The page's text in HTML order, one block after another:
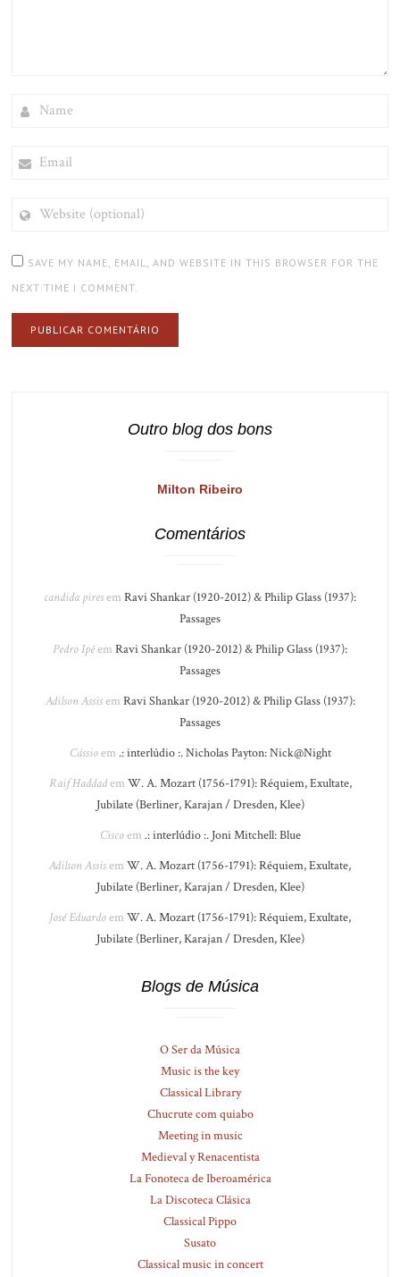
(OPTIONAL)
SAVE MY NAME, EMAIL, AND WEBSITE IN THIS BROWSER FOR THE
NEXT TIME I COMMENT.
Outro blog dos bons
Milton Ribeiro
Comentários
candida piresem Ravi Shankar (1920-2012) & Philip Glass (1937):
Passages
Pedro Ipêem Ravi Shankar (1920-2012) & Philip Glass (1937):
Passages
Adilson Assisem Ravi Shankar (1920-2012) & Philip Glass (1937):
Passages
Cássioem .: interlúdio :. Nicholas Payton: Nick@Night
Raif Haddadem W. A. Mozart (1756-1791): Réquiem, Exultate,
Jubilate (Berliner, Karajan / Dresden, Klee)
Ciscoem .: interlúdio :. Joni Mitchell: Blue
Adilson Assisem W. A. Mozart (1756-1791): Réquiem, Exultate,
Jubilate (Berliner, Karajan / Dresden, Klee)
José Eduardoem W. A. Mozart (1756-1791): Réquiem, Exultate,
Jubilate (Berliner, Karajan / Dresden, Klee)
Blogs de Música
O Ser da Música
Music is the key
Classical Library
Chucrute com quiabo
Meeting in music
Medieval y Renacentista
La Fonoteca de Iberoamérica
La Discoteca Clásica
Classical Pippo
Susato
Classical music in concert